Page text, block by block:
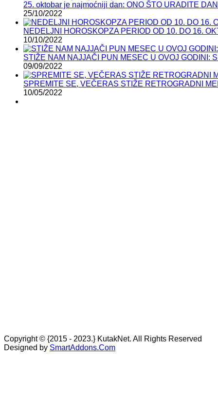
25. oktobar je najmoćniji dan: ONO ŠTO URADITE
25/10/2022
NEDELJNI HOROSKOPZA PERIOD OD 10. DO 16.
10/10/2022
STIŽE NAM NAJJAČI PUN MESEC U OVOJ GODINI:
09/09/2022
SPREMITE SE, VEČERAS STIŽE RETROGRADNI
10/05/2022
Copyright © {2015 - 2023.} KutakNet. All Rights Reserved
Designed by SmartAddons.Com